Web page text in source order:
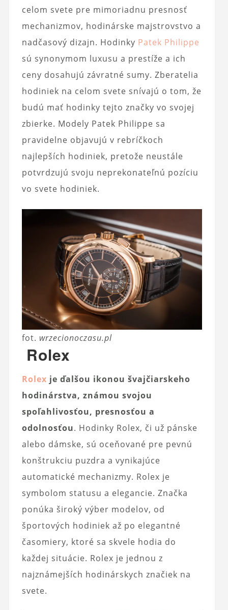
celom svete pre mimoriadnu presnosť
mechanizmov, hodinárske majstrovstvo a
nadčasový dizajn. Hodinky Patek Philippe
sú synonymom luxusu a prestíže a ich
ceny dosahujú závratné sumy. Zberatelia
hodiniek na celom svete snívajú o tom, že
budú mať hodinky tejto značky vo svojej
zbierke. Modely Patek Philippe sa
pravidelne objavujú v rebríčkoch
najlepších hodiniek, pretože neustále
potvrdzujú svoju neprekonateľnú pozíciu
vo svete hodiniek.
fot. wrzecionoczasu.pl
Rolex
Rolex je ďalšou ikonou švajčiarskeho
hodinárstva, známou svojou
spoľahlivosťou, presnosťou a
odolnosťou. Hodinky Rolex, či už pánske
alebo dámske, sú oceňované pre pevnú
konštrukciu puzdra a vynikajúce
automatické mechanizmy. Rolex je
symbolom statusu a elegancie. Značka
ponúka široký výber modelov, od
športových hodiniek až po elegantné
časomiery, ktoré sa skvele hodia do
každej situácie. Rolex je jednou z
najznámejších hodinárskych značiek na
svete.